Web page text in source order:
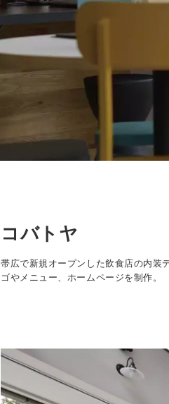
コバトヤ
帯広で新規オープンした飲食店の内装
ゴやメニュー、ホームページを制作。